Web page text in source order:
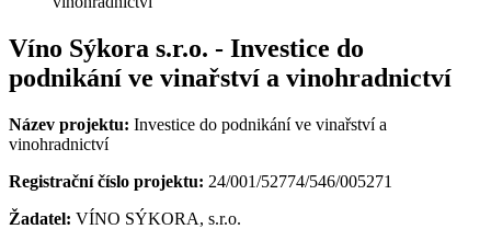
Víno Sýkora s.r.o. - Investice do
podnikání ve vinařství a vinohradnictví
Název projektu: Investice do podnikání ve vinařství a
vinohradnictví
Registrační číslo projektu: 24/001/52774/546/005271
Žadatel: VÍNO SÝKORA, s.r.o.